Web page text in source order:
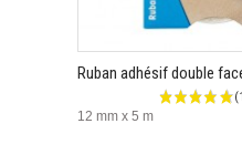
Ruban adhésif double
12 mm x 5 m